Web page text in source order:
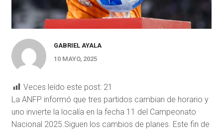
GABRIEL AYALA
10 MAYO, 2025
Veces leído este post: 21
La ANFP informó que tres partidos cambian de horario y
uno invierte la localía en la fecha 11 del Campeonato
Nacional 2025.Siguen los cambios de planes. Este fin de